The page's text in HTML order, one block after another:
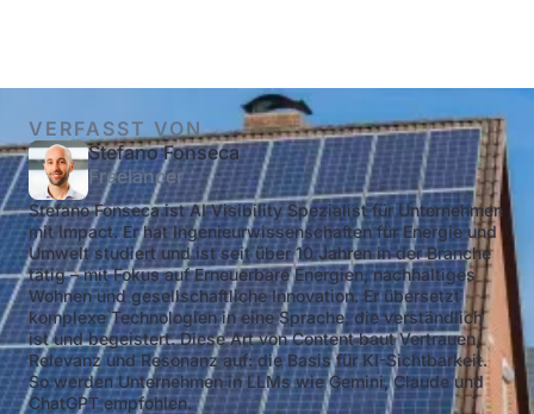
VERFASST VON
Stefano Fonseca
Freelancer
Stefano Fonseca ist AI Visibility Spezialist für Unternehmen
mit Impact. Er hat Ingenieurwissenschaften für Energie und
Umwelt studiert und ist seit über 10 Jahren in der Branche
tätig – mit Fokus auf Erneuerbare Energien, nachhaltiges
Wohnen und gesellschaftliche Innovation. Er übersetzt
komplexe Technologien in eine Sprache, die verständlich
ist und begeistert. Diese Art von Content baut Vertrauen,
Relevanz und Resonanz auf: die Basis für KI-Sichtbarkeit.
So werden Unternehmen in LLMs wie Gemini, Claude und
ChatGPT empfohlen.